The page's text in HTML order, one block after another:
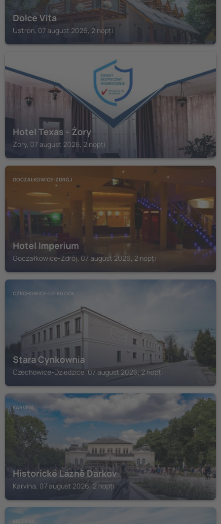
Dolce Vita
Ustron, 07 august 2026, 2 nopți
Hotel Texas - Żory
Zory, 07 august 2026, 2 nopți
GOCZAŁKOWICE-ZDRÓJ
Hotel Imperium
Goczałkowice-Zdrój, 07 august 2026, 2 nopți
CZECHOWICE-DZIEDZICE
Stara Cynkownia
Czechowice-Dziedzice, 07 august 2026, 2 nopți
KARVINA
Historické Lázně Darkov
Karvina, 07 august 2026, 2 nopți
MSZANA